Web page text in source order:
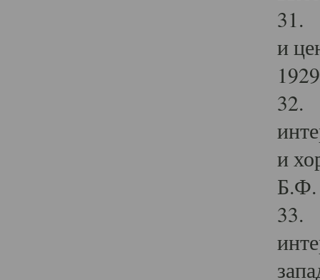
31.
и
32.
и
Б.Ф.
33.